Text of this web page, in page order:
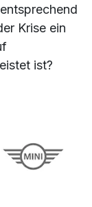
Krise ein
ist?